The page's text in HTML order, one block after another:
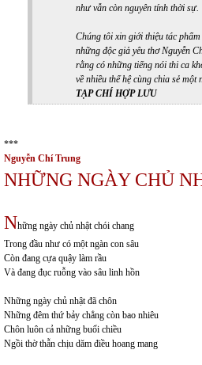
như vẫn còn nguyên tính thời sự.
Chúng tôi xin giới thiệu tác
những độc giả yêu thơ Nguyễn
rằng có những tiếng nói thi ca
về nhiều thế hệ cùng chia sẻ
TẠP CHÍ HỢP LƯU
***
Nguyễn Chí Trung
NHỮNG NGÀY CHỦ
Những ngày chủ nhật chói chang
Trong đầu như có một ngàn con sâu
Còn đang cựa quậy làm rầu
Và đang đục ruỗng vào sâu linh hồn
Những ngày chủ nhật đã chôn
Những đêm thứ bảy chẳng còn bao nhiêu
Chôn luôn cả những buổi chiều
Ngồi thờ thẫn chịu dăm điều hoang mang